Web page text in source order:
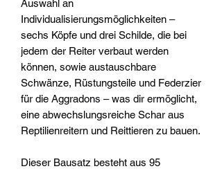
Auswahl an
Individualisierungsmöglichkeiten –
sechs Köpfe und drei Schilde, die bei
jedem der Reiter verbaut werden
können, sowie austauschbare
Schwänze, Rüstungsteile und Federzier
für die Aggradons – was dir ermöglicht,
eine abwechslungsreiche Schar aus
Reptilienreitern und Reittieren zu bauen.
Dieser Bausatz besteht aus 95